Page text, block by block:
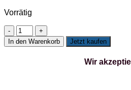
Vorrätig
2x
NEU
ROSA
In den Warenkorb Jetzt kaufen
Wir